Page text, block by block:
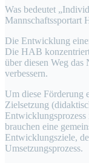
Was bedeutet
Mannschaftssportart
Die Entwicklung
Die HAB
über diesen Weg das
verbessern.
Um diese Förderung
Zielsetzung
brauchen eine
Entwicklungsziele,
Umsetzungsprozess.